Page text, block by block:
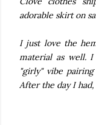
adorable skirt on
I just love the
material as well.
"girly" vibe
After the day I